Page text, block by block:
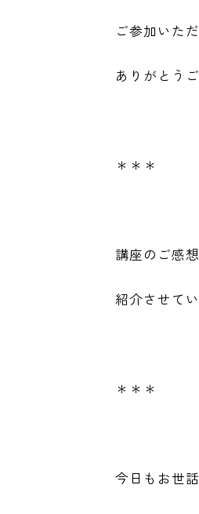
ご参加いた
ありがとう
＊＊＊
講座のご感
紹介させて
＊＊＊
今日もお世